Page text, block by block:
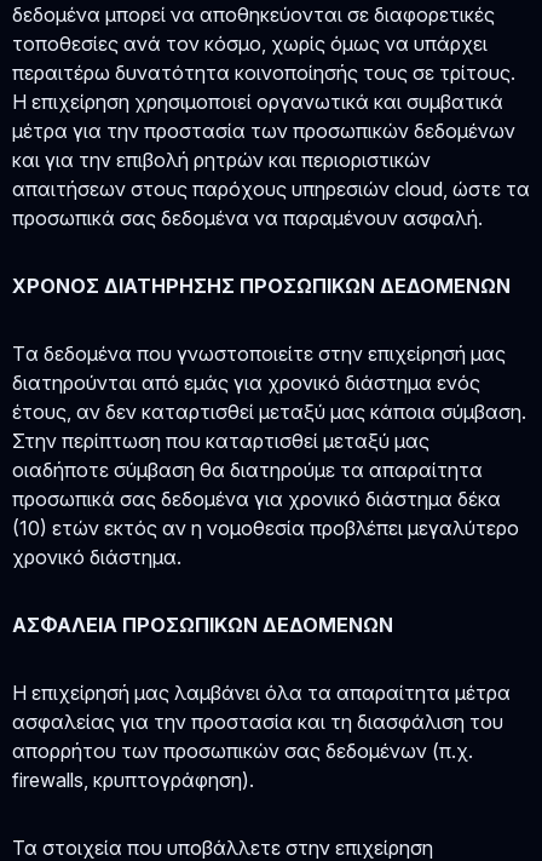
δεδομένα μπορεί να αποθηκεύονται σε διαφορετικές
τοποθεσίες ανά τον κόσμο, χωρίς όμως να υπάρχει
περαιτέρω δυνατότητα κοινοποίησής τους σε τρίτους.
Η επιχείρηση χρησιμοποιεί οργανωτικά και συμβατικά
μέτρα για την προστασία των προσωπικών δεδομένων
και για την επιβολή ρητρών και περιοριστικών
απαιτήσεων στους παρόχους υπηρεσιών cloud, ώστε τα
προσωπικά σας δεδομένα να παραμένουν ασφαλή.
ΧΡΟΝΟΣ ΔΙΑΤΗΡΗΣΗΣ ΠΡΟΣΩΠΙΚΩΝ ΔΕΔΟΜΕΝΩΝ
Tα δεδομένα που γνωστοποιείτε στην επιχείρησή μας
διατηρούνται από εμάς για χρονικό διάστημα ενός
έτους, αν δεν καταρτισθεί μεταξύ μας κάποια σύμβαση.
Στην περίπτωση που καταρτισθεί μεταξύ μας
οιαδήποτε σύμβαση θα διατηρούμε τα απαραίτητα
προσωπικά σας δεδομένα για χρονικό διάστημα δέκα
(10) ετών εκτός αν η νομοθεσία προβλέπει μεγαλύτερο
χρονικό διάστημα.
ΑΣΦΑΛΕΙΑ ΠΡΟΣΩΠΙΚΩΝ ΔΕΔΟΜΕΝΩΝ
Η επιχείρησή μας λαμβάνει όλα τα απαραίτητα μέτρα
ασφαλείας για την προστασία και τη διασφάλιση του
απορρήτου των προσωπικών σας δεδομένων (π.χ.
firewalls, κρυπτογράφηση).
Τα στοιχεία που υποβάλλετε στην επιχείρηση